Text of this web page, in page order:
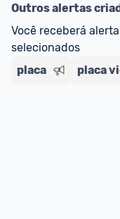
Outros alertas
Você receberá
selecionados
placa
placa